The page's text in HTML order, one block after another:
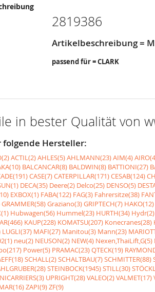
2819386
Artikelbeschreibung =
passend für = CLARK
in bester Qualität von
folgende Hersteller:
ACTIL(2)AHLES(5)AHLMANN(23)AIM(4)
BALCANCAR(8) BALDWIN(8) BATTIONI(27)
CASE(7)CATERPILLAR(171)CESAB(124)
DECA(35) Deere(2) Delco(25) DENSO(5)
EXBOX(1) FABA(122) FAG(3) Fahrersitze(38)
GRAMMER(58)Graziano(3)GRIPTECH(7) HAKO(12)
Hubwagen(56) Hummel(23) HURTH(34) Hydr(2)
KAUP(228) KOMATSU(207) Konecranes(28)
LUGLI(37) MAFI(27) Manitou(3) Mann(23)
neu(2) NEUSON(2) NEW(4) Nexen,ThaiLift,G(5)
Power(5) PRAMAC(23)QTECK(19)
SCHALL(2)SCHALTBAU(7)SCHMITTER(88)
STEINBOCK(1945)STILL(30)
UPRIGHT(28)VALEO(2)VALMET(17)
ZAPI(9)ZF(9)